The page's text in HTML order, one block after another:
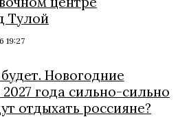
Тулой
19:27
Новогодние
года сильно-сильно
отдыхать россияне?